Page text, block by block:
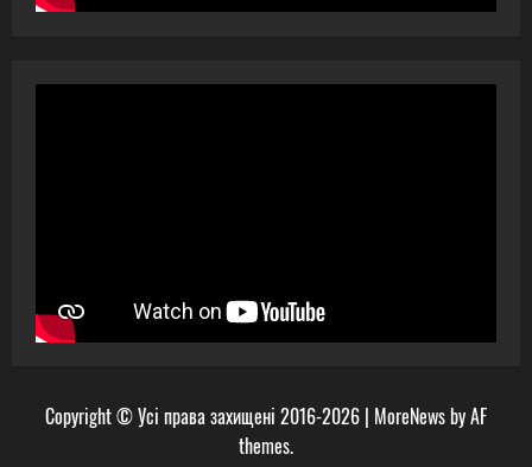
Copyright © Усі права захищені 2016-2026 | MoreNewsby AF
themes.